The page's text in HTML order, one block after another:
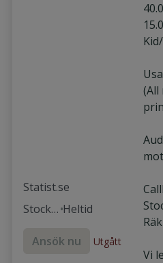
Statist.se
Stockh Heltid
Ansök nu Utgått
(All
Vi